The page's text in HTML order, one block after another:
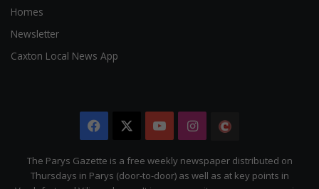
Homes
Newsletter
Caxton Local News App
Facebook YouTubeInstagram
Citizen
The Parys Gazette is a free weekly newspaper distributed on
Thursdays in Parys (door-to-door) as well as at key points in